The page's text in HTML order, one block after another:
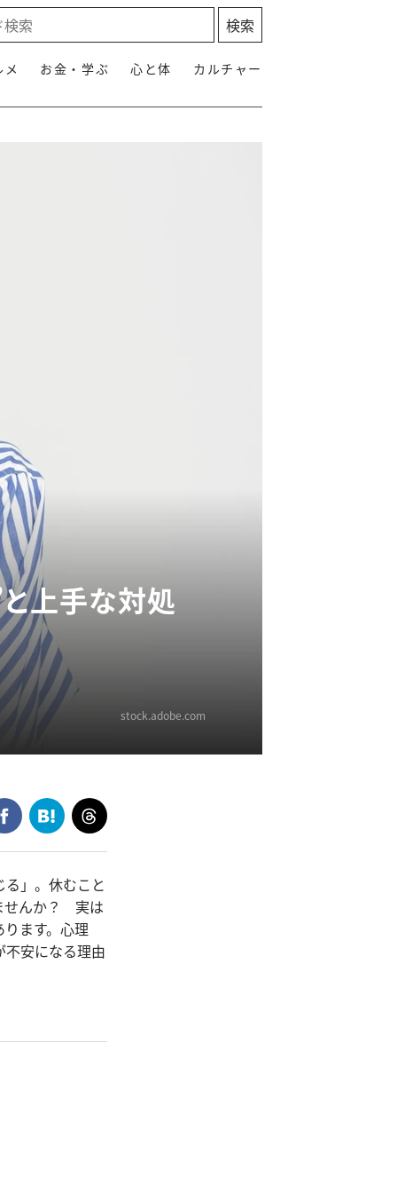
お金・学ぶ 心と体 カルチャー
上手な対処
stock.adobe.com
」。休むこと
せんか？ 実は
ます。心理
安になる理由